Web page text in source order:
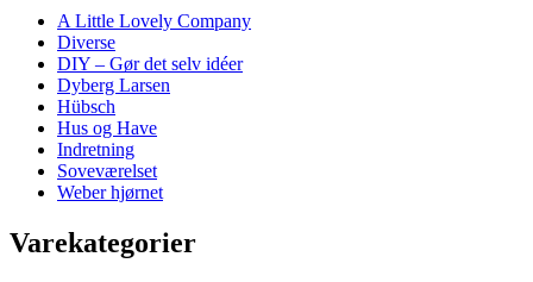
A Little Lovely Company
Diverse
DIY – Gør det selv idéer
Dyberg Larsen
Hübsch
Hus og Have
Indretning
Soveværelset
Weber hjørnet
Varekategorier